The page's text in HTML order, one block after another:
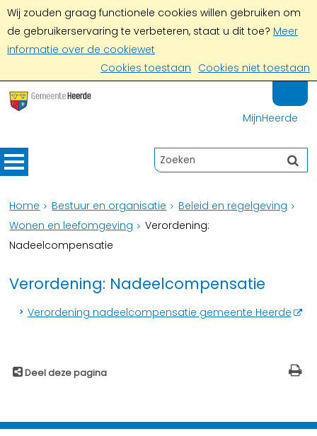
Wij zouden graag functionele cookies willen gebruiken om
de gebruikerservaring te verbeteren, staat u dit toe? Meer
informatie over de cookiewet
Cookies toestaan Cookies niet toestaan
MijnHeerde
Home Bestuur en organisatie
Beleid en regelgeving
Wonen en leefomgeving
Verordening:
Nadeelcompensatie
Verordening: Nadeelcompensatie
Verordening nadeelcompensatie gemeente Heerde
Deel deze pagina